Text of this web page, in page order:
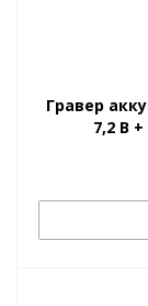
Гравер
7,2 В